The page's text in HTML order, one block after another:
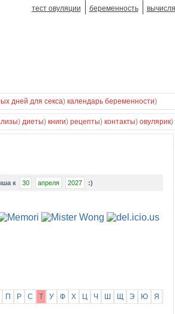
тест овуляции беременность
дней для секса) календарь беременности)
) диеты) книги) рецепты) контакты) овулярик)
к 30 апреля 2027 :)
П Р С Т У Ф Х Ц Ч Ш Щ Э Ю Я